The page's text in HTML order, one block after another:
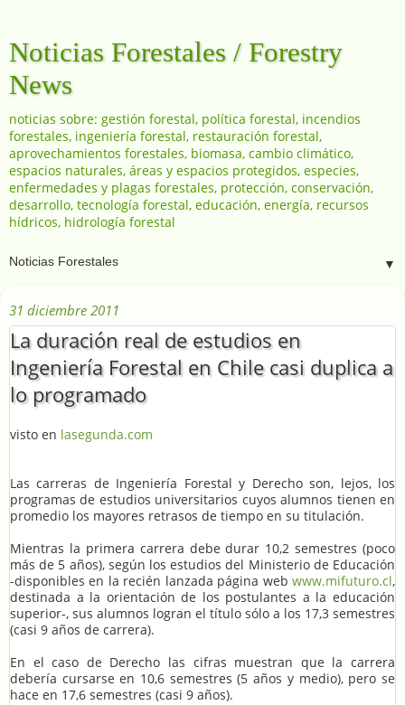
Noticias Forestales / Forestry
News
noticias sobre: gestión forestal, política forestal, incendios
forestales, ingeniería forestal, restauración forestal,
aprovechamientos forestales, biomasa, cambio climático,
espacios naturales, áreas y espacios protegidos, especies,
enfermedades y plagas forestales, protección, conservación,
desarrollo, tecnología forestal, educación, energía, recursos
hídricos, hidrología forestal
▼
31 diciembre 2011
La duración real de estudios en
Ingeniería Forestal en Chile casi duplica a
lo programado
visto en lasegunda.com
Las carreras de Ingeniería Forestal y Derecho son, lejos, los
programas de estudios universitarios cuyos alumnos tienen en
promedio los mayores retrasos de tiempo en su titulación.
Mientras la primera carrera debe durar 10,2 semestres (poco
más de 5 años), según los estudios del Ministerio de Educación
-disponibles en la recién lanzada página web www.mifuturo.cl,
destinada a la orientación de los postulantes a la educación
superior-, sus alumnos logran el título sólo a los 17,3 semestres
(casi 9 años de carrera).
En el caso de Derecho las cifras muestran que la carrera
debería cursarse en 10,6 semestres (5 años y medio), pero se
hace en 17,6 semestres (casi 9 años).